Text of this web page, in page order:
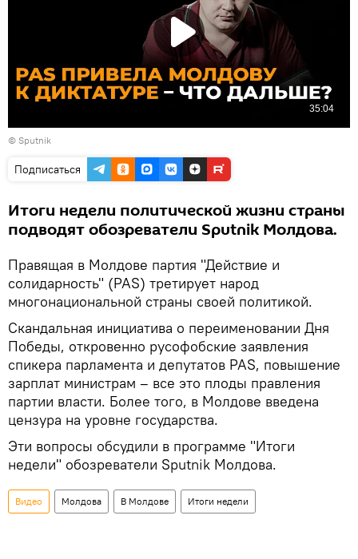
© Sputnik
Подписаться
Итоги недели политической жизни страны
подводят обозреватели Sputnik Молдова.
Правящая в Молдове партия "Действие и
солидарность" (PAS) третирует народ
многонациональной страны своей политикой.
Скандальная инициатива о переименовании Дня
Победы, откровенно русофобские заявления
спикера парламента и депутатов PAS, повышение
зарплат министрам – все это плоды правления
партии власти. Более того, в Молдове введена
цензура на уровне государства.
Эти вопросы обсудили в программе "Итоги
недели" обозреватели Sputnik Молдова.
Видео Молдова В Молдове Итоги недели